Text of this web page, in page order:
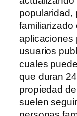
popularidad,
familiarizado
aplicaciones
usuarios
cuales
que duran
propiedad
suelen